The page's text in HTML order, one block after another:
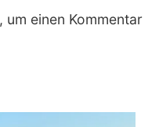
um einen Kommentar